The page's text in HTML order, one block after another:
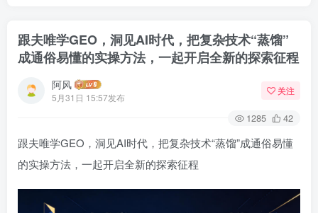
跟夫唯学GEO，洞见AI时代，把复杂技术“蒸馏”
成通俗易懂的实操方法，一起开启全新的探索征程
阿风
5月31日 15:57发布
关注
1285 42
跟夫唯学GEO，洞见AI时代，把复杂技术“蒸馏”成通俗易懂
的实操方法，一起开启全新的探索征程